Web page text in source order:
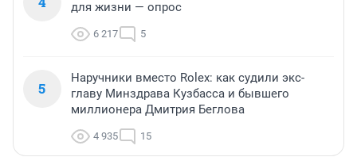
для жизни — опрос
6 217 5
5
Наручники вместо Rolex: как судили экс-
главу Минздрава Кузбасса и бывшего
миллионера Дмитрия Беглова
4 935 15